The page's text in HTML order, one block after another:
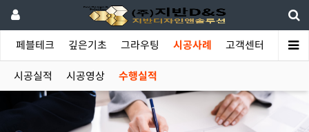
페블테크 깊은기초 그라우팅 시공사례 고객센터
시공실적 시공영상 수행실적